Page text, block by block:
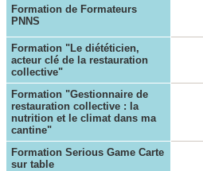
Formation de Formateurs
PNNS
Formation "Le diététicien,
acteur clé de la restauration
collective"
Formation "Gestionnaire de
restauration collective : la
nutrition et le climat dans ma
cantine"
Formation Serious Game Carte
sur table